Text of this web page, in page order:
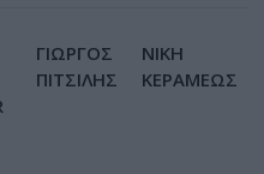
ΓΙΩΡΓΟΣ
ΠΙΤΣΙΛΗΣ
ΝΙΚΗ
ΚΕΡΑΜΕΩΣ